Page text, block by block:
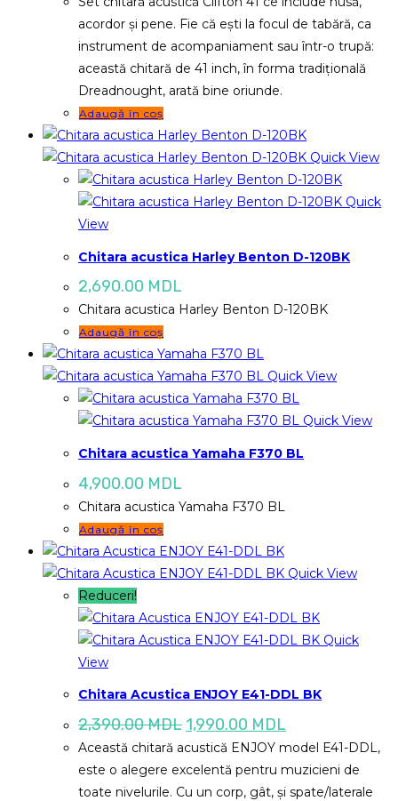
acordor și pene. Fie că ești la focul de tabără, ca
instrument de acompaniament sau într-o trupă:
această chitară de 41 inch, în forma tradițională
Dreadnought, arată bine oriunde.
Adaugă în coș
Quick View
Quick
View
Chitara acustica Harley Benton D-120BK
2,690.00 MDL
Chitara acustica Harley Benton D-120BK
Adaugă în coș
Quick View
Quick View
Chitara acustica Yamaha F370 BL
4,900.00 MDL
Chitara acustica Yamaha F370 BL
Adaugă în coș
Quick View
Reduceri!
Quick
View
Chitara Acustica ENJOY E41-DDL BK
2,390.00MDL Prețul
inițial
a
fost:
2,390.00 MDL.
1,990.00 MDL
curent
este:
1,990.00 MDL.
Această chitară acustică ENJOY model E41-DDL,
este o alegere excelentă pentru muzicieni de
toate nivelurile. Cu un corp, gât, și spate/laterale